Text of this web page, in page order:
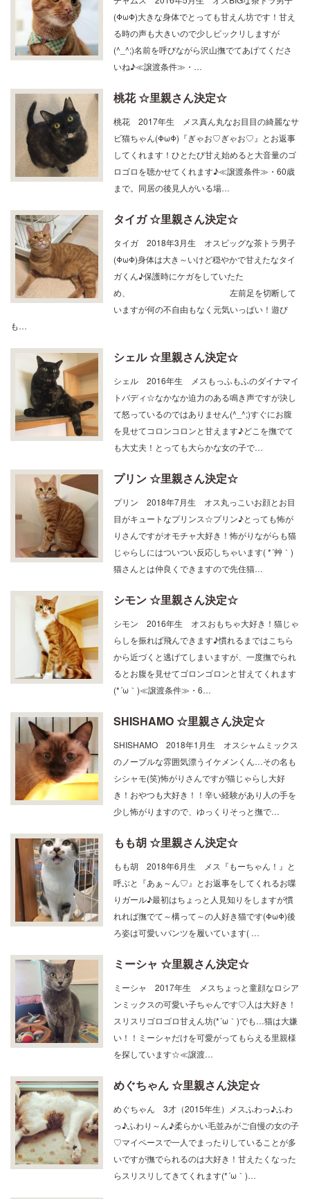
チャムス 2016年5月生 オスBIGな茶トラ男子
(ΦωΦ)大きな身体でとっても甘えん坊です！甘え
る時の声も大きいので少しビックリしますが
(^_^;)名前を呼びながら沢山撫でてあげてくださ
いね♪≪譲渡条件≫・…
桃花 ☆里親さん決定☆
桃花 2017年生 メス真ん丸なお目目の綺麗なサ
ビ猫ちゃん(ΦωΦ)『ぎゃお♡ぎゃお♡』とお返事
してくれます！ひとたび甘え始めると大音量のゴ
ロゴロを聴かせてくれます♪≪譲渡条件≫・60歳
まで。同居の後見人がいる場…
タイガ ☆里親さん決定☆
タイガ 2018年3月生 オスビッグな茶トラ男子
(ΦωΦ)身体は大き～いけど穏やかで甘えたなタイ
ガくん♪保護時にケガをしていたた
め、 左前足を切断して
いますが何の不自由もなく元気いっぱい！遊び
も…
シェル ☆里親さん決定☆
シェル 2016年生 メスもっふもふのダイナマイ
トバディ☆なかなか迫力のある鳴き声ですが決し
て怒っているのではありません(^_^;)すぐにお腹
を見せてコロンコロンと甘えます♪どこを撫でて
も大丈夫！とっても大らかな女の子で…
プリン ☆里親さん決定☆
プリン 2018年7月生 オス丸っこいお顔とお目
目がキュートなプリンス☆プリン♪とっても怖が
りさんですがオモチャ大好き！怖がりながらも猫
じゃらしにはついつい反応しちゃいます( *´艸｀)
猫さんとは仲良くできますので先住猫…
シモン ☆里親さん決定☆
シモン 2016年生 オスおもちゃ大好き！猫じゃ
らしを振れば飛んできます♪慣れるまではこちら
から近づくと逃げてしまいますが、一度撫でられ
るとお腹を見せてゴロンゴロンと甘えてくれます
(*´ω｀)≪譲渡条件≫・6…
SHISHAMO ☆里親さん決定☆
SHISHAMO 2018年1月生 オスシャムミックス
のノーブルな雰囲気漂うイケメンくん…その名も
シシャモ(笑)怖がりさんですが猫じゃらし大好
き！おやつも大好き！！辛い経験があり人の手を
少し怖がりますので、ゆっくりそっと撫で…
もも胡 ☆里親さん決定☆
もも胡 2018年6月生 メス『もーちゃん！』と
呼ぶと『あぁ～ん♡』とお返事をしてくれるお喋
りガール♪最初はちょっと人見知りをしますが慣
れれば撫でて～構って～の人好き猫です(ΦωΦ)後
ろ姿は可愛いパンツを履いています( …
ミーシャ ☆里親さん決定☆
ミーシャ 2017年生 メスちょっと童顔なロシア
ンミックスの可愛い子ちゃんです♡人は大好き！
スリスリゴロゴロ甘えん坊(*´ω｀)でも…猫は大嫌
い！！ミーシャだけを可愛がってもらえる里親様
を探しています☆≪譲渡…
めぐちゃん ☆里親さん決定☆
めぐちゃん 3才（2015年生）メスふわっ♪ふわ
っ♪ふわり～ん♪柔らかい毛並みがご自慢の女の子
♡マイペースで一人でまったりしていることが多
いですが撫でられるのは大好き！甘えたくなった
らスリスリしてきてくれます(*´ω｀)…